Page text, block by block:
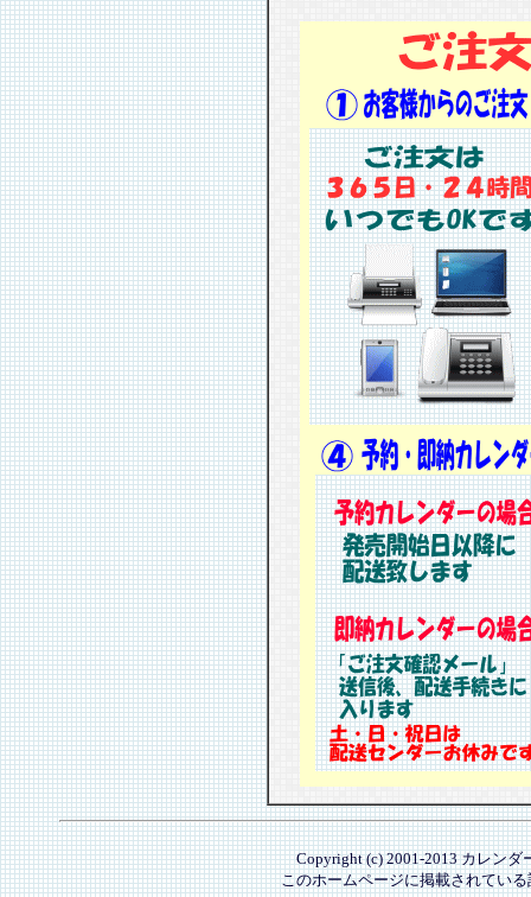
Copyright (c) 2001-2013 カレンダ
このホームページに掲載されてい